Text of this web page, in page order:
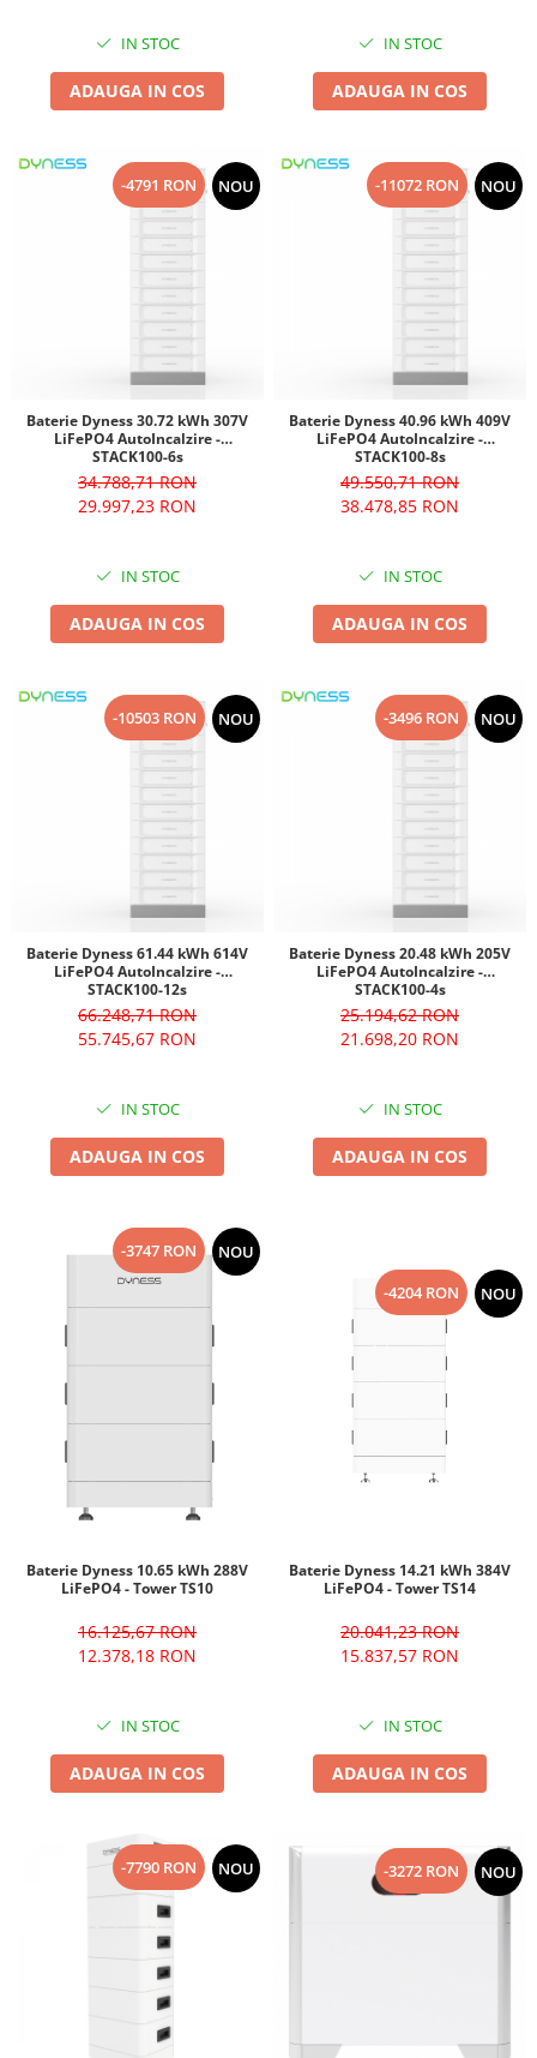
IN STOC
ADAUGA IN COS
IN STOC
ADAUGA IN COS
-4791 RON NOU
Baterie Dyness 30.72 kWh 307V
LiFePO4 AutoIncalzire -
STACK100-6s
34.788,71 RON
29.997,23 RON
IN STOC
ADAUGA IN COS
-11072 RON NOU
Baterie Dyness 40.96 kWh 409V
LiFePO4 AutoIncalzire -
STACK100-8s
49.550,71 RON
38.478,85 RON
IN STOC
ADAUGA IN COS
-10503 RON NOU
Baterie Dyness 61.44 kWh 614V
LiFePO4 AutoIncalzire -
STACK100-12s
66.248,71 RON
55.745,67 RON
IN STOC
ADAUGA IN COS
-3496 RON NOU
Baterie Dyness 20.48 kWh 205V
LiFePO4 AutoIncalzire -
STACK100-4s
25.194,62 RON
21.698,20 RON
IN STOC
ADAUGA IN COS
-3747 RON NOU
Baterie Dyness 10.65 kWh 288V
LiFePO4 - Tower TS10
16.125,67 RON
12.378,18 RON
IN STOC
ADAUGA IN COS
-4204 RON NOU
Baterie Dyness 14.21 kWh 384V
LiFePO4 - Tower TS14
20.041,23 RON
15.837,57 RON
IN STOC
ADAUGA IN COS
-7790 RON NOU -3272 RON NOU